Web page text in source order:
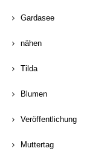
Gardasee
nähen
Tilda
Blumen
Veröffentlichung
Muttertag